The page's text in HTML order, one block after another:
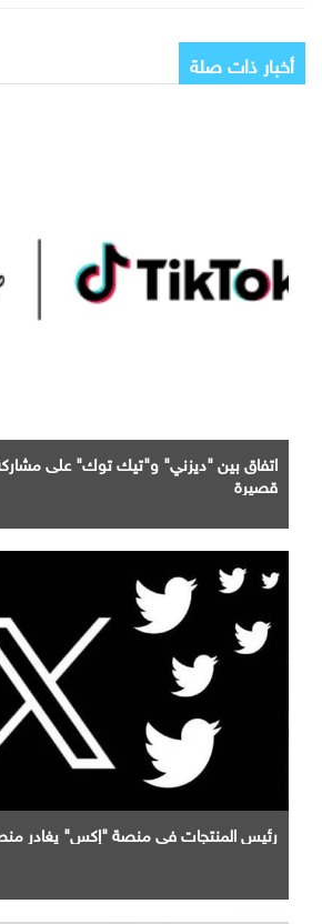
أخبار ذات صلة
اتفاق بين "ديزني" و"تيك توك" على
قصيرة
رئيس المنتجات في منصة "إكس" يغادر